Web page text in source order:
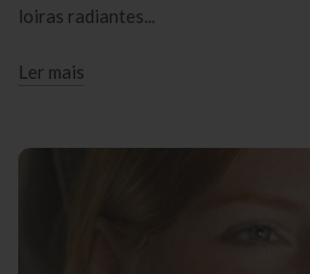
loiras radiantes...
Ler mais